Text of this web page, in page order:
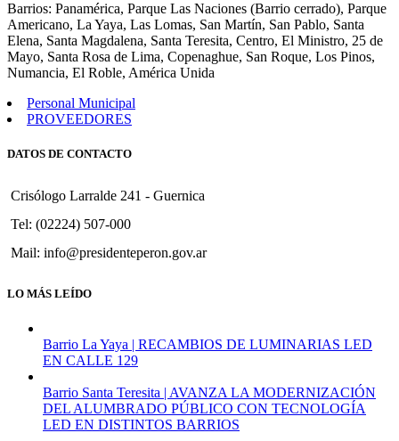
Barrios: Panamérica, Parque Las Naciones (Barrio cerrado), Parque
Americano, La Yaya, Las Lomas, San Martín, San Pablo, Santa
Elena, Santa Magdalena, Santa Teresita, Centro, El Ministro, 25 de
Mayo, Santa Rosa de Lima, Copenaghue, San Roque, Los Pinos,
Numancia, El Roble, América Unida
Personal Municipal
PROVEEDORES
DATOS DE CONTACTO
Crisólogo Larralde 241 - Guernica
Tel: (02224) 507-000
Mail: info@presidenteperon.gov.ar
LO MÁS LEÍDO
Barrio La Yaya | RECAMBIOS DE LUMINARIAS LED
EN CALLE 129
Barrio Santa Teresita | AVANZA LA MODERNIZACIÓN
DEL ALUMBRADO PÚBLICO CON TECNOLOGÍA
LED EN DISTINTOS BARRIOS